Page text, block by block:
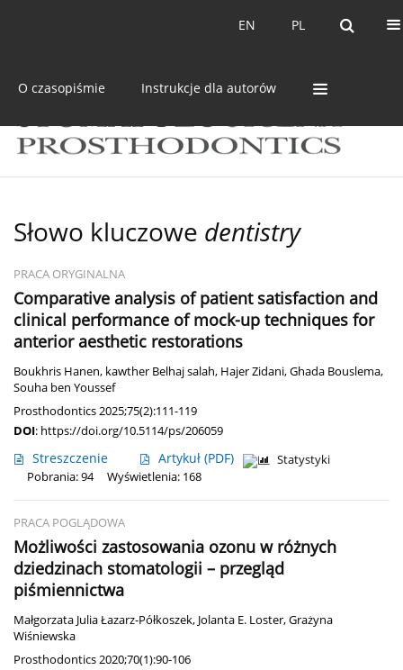
PL
EN PL
EN
O czasopiśmie Instrukcje dla autorów
Słowo kluczowe dentistry
PRACA ORYGINALNA
Comparative analysis of patient satisfaction and
clinical performance of mock-up techniques for
anterior aesthetic restorations
Boukhris Hanen, kawther Belhaj salah, Hajer Zidani,Ghada Bouslema,
Souha ben Youssef
Prosthodontics 2025;75(2):111-119
DOI: https://doi.org/10.5114/ps/206059
Streszczenie Artykuł (PDF)
Statystyki
Pobrania: 94
Wyświetlenia: 168
PRACA POGLĄDOWA
Możliwości zastosowania ozonu w różnych
dziedzinach stomatologii – przegląd
piśmiennictwa
Małgorzata Julia Łazarz-Półkoszek, Jolanta E. Loster,Grażyna
Wiśniewska
Prosthodontics 2020;70(1):90-106